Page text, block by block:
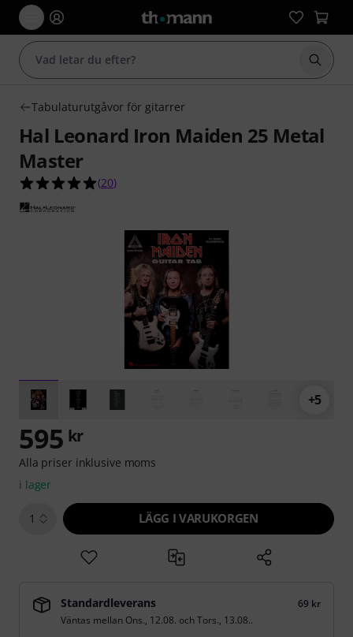
Börja
Tabulaturutgåvor för gitarrer
Hal Leonard Iron Maiden 25 Metal
Master
5.0 av 5 stjärnor från 20 kundbetyg
(20)
+5
595 kr
Alla priser inklusive moms
i lager
1 LÄGG I VARUKORGEN
Standardleverans
69 kr
Väntas mellan Ons., 12.08. ochTors., 13.08..